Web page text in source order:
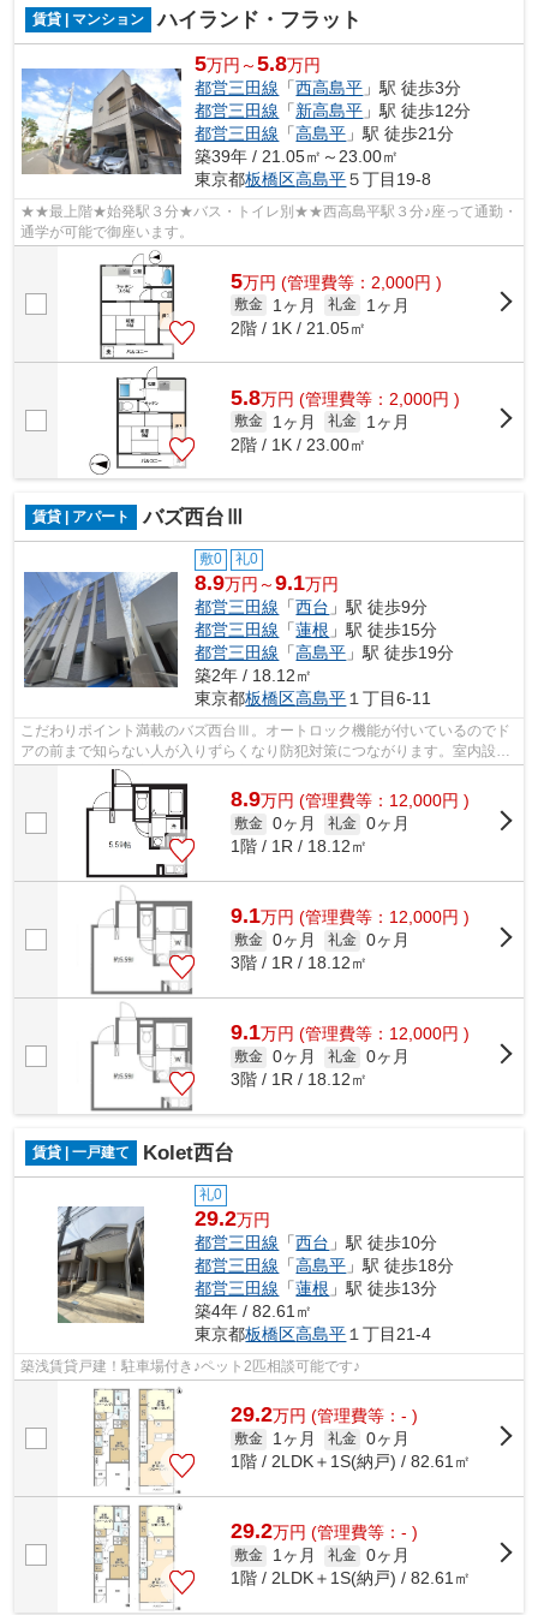
賃貸 | マンション ハイランド・フラット
5万円～5.8万円
都営三田線 「西高島平 」駅 徒歩3分
都営三田線 「新高島平 」駅 徒歩12分
都営三田線 「高島平 」駅 徒歩21分
築39年 / 21.05㎡～23.00㎡
東京都板橋区高島平５丁目19-8
★★最上階★始発駅３分★バス・トイレ別★★西高島平駅３分♪座って通勤・
通学が可能で御座います。
5万円 (管理費等：2,000円 )
敷金 1ヶ月 礼金
1ヶ月
2階 / 1K / 21.05㎡
5.8万円 (管理費等：2,000円 )
敷金 1ヶ月 礼金
1ヶ月
2階 / 1K / 23.00㎡
賃貸 | アパート バズ西台Ⅲ
敷0 礼0
8.9万円～9.1万円
都営三田線 「西台 」駅 徒歩9分
都営三田線 「蓮根 」駅 徒歩15分
都営三田線 「高島平 」駅 徒歩19分
築2年 / 18.12㎡
東京都板橋区高島平 １丁目6-11
こだわりポイント満載のバズ西台Ⅲ。オートロック機能が付いているのでド
アの前まで知らない人が入りずらくなり防犯対策につながります。室内設備
は洗面所独立・浴室乾燥機など豊富に揃...
8.9万円 (管理費等：12,000円 )
敷金 0ヶ月 礼金 0ヶ月
1階 / 1R / 18.12㎡
9.1万円 (管理費等：12,000円 )
敷金 0ヶ月 礼金 0ヶ月
3階 / 1R / 18.12㎡
9.1万円 (管理費等：12,000円 )
敷金 0ヶ月 礼金 0ヶ月
3階 / 1R / 18.12㎡
賃貸 | 一戸建て Kolet西台
礼0
29.2万円
都営三田線 「西台 」駅 徒歩10分
都営三田線 「高島平 」駅 徒歩18分
都営三田線 「蓮根 」駅 徒歩13分
築4年 / 82.61㎡
東京都板橋区高島平 １丁目21-4
築浅賃貸戸建！駐車場付き♪ペット2匹相談可能です♪
29.2万円 (管理費等：- )
敷金 1ヶ月 礼金 0ヶ月
1階 / 2LDK＋1S(納戸) / 82.61㎡
29.2万円 (管理費等：- )
敷金 1ヶ月 礼金 0ヶ月
1階 / 2LDK＋1S(納戸) / 82.61㎡